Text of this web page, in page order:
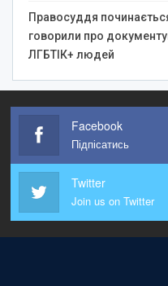
Правосуддя
говорили про
ЛГБТІК+ людей
Facebook
Підпісатись
Twitter
Join us on Twitter